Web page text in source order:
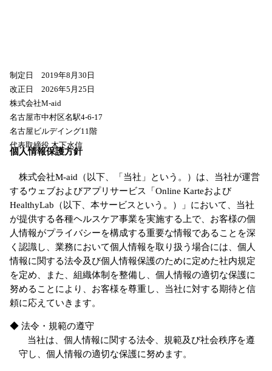
制定日 2019年8月30日
改正日 2026年5月25日
株式会社M-aid
名古屋市中村区名駅4-6-17
名古屋ビルデイング11階
代表取締役 木下水信
個人情報保護方針
株式会社M-aid（以下、「当社」という。）は、当社が運営
するウェブおよびアプリサービス「Online Karteおよび
HealthyLab（以下、本サービスという。）」において、当社
が提供する各種ヘルスケア事業を実施する上で、お客様の個
人情報がプライバシーを構成する重要な情報であることを深
く認識し、業務において個人情報を取り扱う場合には、個人
情報に関する法令及び個人情報保護のために定めた社内規定
を定め、また、組織体制を整備し、個人情報の適切な保護に
努めることにより、お客様を尊重し、当社に対する期待と信
頼に応えていきます。
◆ 法令・規範の遵守
当社は、個人情報に関する法令、規範及び社会秩序を遵
守し、個人情報の適切な保護に努めます。